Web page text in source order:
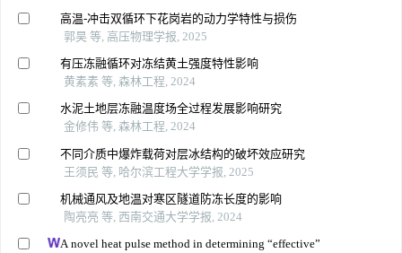
高温-冲击双循环下花岗岩的动力学特性与损伤
郭昊 等, 高压物理学报, 2025
有压冻融循环对冻结黄土强度特性影响
黄素素 等, 森林工程, 2024
水泥土地层冻融温度场全过程发展影响研究
金修伟 等, 森林工程, 2024
不同介质中爆炸载荷对层冰结构的破坏效应研究
王须民 等, 哈尔滨工程大学学报, 2025
机械通风及地温对寒区隧道防冻长度的影响
陶亮亮 等, 西南交通大学学报, 2024
A novel heat pulse method in determining “effective”